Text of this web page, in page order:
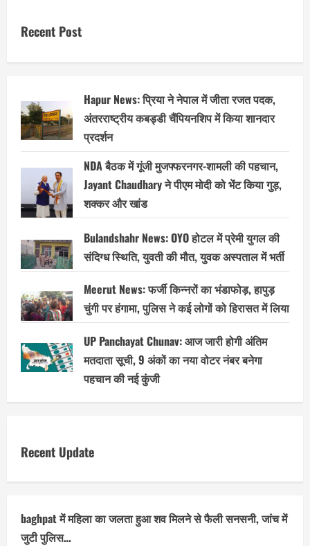
Recent Post
Hapur News: प्रिया ने नेपाल में जीता रजत पदक,
अंतरराष्ट्रीय कबड्डी चैंपियनशिप में किया शानदार
प्रदर्शन
NDA बैठक में गूंजी मुजफ्फरनगर-शामली की पहचान,
Jayant Chaudhary ने पीएम मोदी को भेंट किया गुड़,
शक्कर और खांड
Bulandshahr News: OYO होटल में प्रेमी युगल की
संदिग्ध स्थिति, युवती की मौत, युवक अस्पताल में भर्ती
Meerut News: फर्जी किन्नरों का भंडाफोड़, हापुड़
चुंगी पर हंगामा, पुलिस ने कई लोगों को हिरासत में लिया
UP Panchayat Chunav: आज जारी होगी अंतिम
मतदाता सूची, 9 अंकों का नया वोटर नंबर बनेगा
पहचान की नई कुंजी
Recent Update
baghpat में महिला का जलता हुआ शव मिलने से फैली सनसनी, जांच में
जुटी पुलिस…